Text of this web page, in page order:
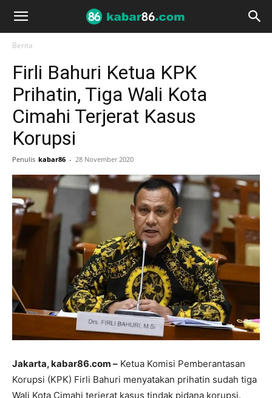
Berita
Firli Bahuri Ketua KPK
Prihatin, Tiga Wali Kota
Cimahi Terjerat Kasus
Korupsi
Penulis kabar86 - 28 November 2020
Jakarta, kabar86.com – Ketua Komisi Pemberantasan
Korupsi (KPK) Firli Bahuri menyatakan prihatin sudah tiga
Wali Kota Cimahi terjerat kasus tindak pidana korupsi.